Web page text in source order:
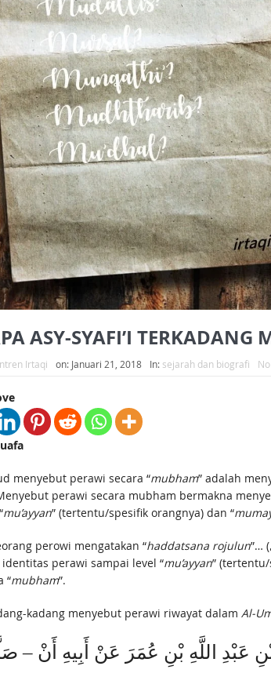
ASY-SYAFI’I
Irtaqi on: Januari 21, 2018 In: sejarah dan biografi
menyebut perawi secara “mubham” adalah
perawi secara mubham bermakna
mu’ayyan” (tertentu/spesifik orangnya) dan “
perowi mengatakan “haddatsana rojulun”… (حدثنا رجل). Lafaz “rojulun” dalam kalimat itu tergolong deskripsi yang samar dan umum yang tidak mempu
perawi sampai level “mu’ayyan”
“mubham”.
kadang menyebut perawi riwayat dalam Al-
عَبْدِ اللَّهِ بْنِ عُمَرَ عَنْ أَبِيهِ أَنْ –